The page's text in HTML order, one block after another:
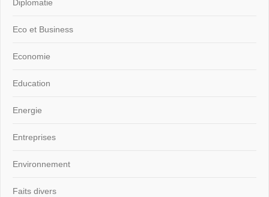
Diplomatie
Eco et Business
Economie
Education
Energie
Entreprises
Environnement
Faits divers